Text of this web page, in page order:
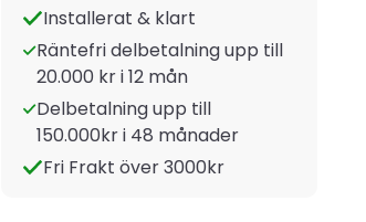
Installerat & klart
Räntefri delbetalning upp till
20.000 kr i 12 mån
Delbetalning upp till
150.000kr i 48 månader
Fri Frakt över 3000kr